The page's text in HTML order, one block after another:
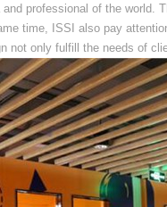
professional of the world.
time, ISSI also pay
not only fulfill the needs of